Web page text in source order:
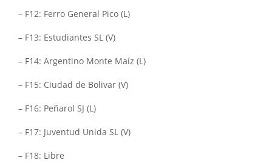
– F12: Ferro General Pico (L)
– F13: Estudiantes SL (V)
– F14: Argentino Monte Maíz (L)
– F15: Ciudad de Bolivar (V)
– F16: Peñarol SJ (L)
– F17: Juventud Unida SL (V)
– F18: Libre